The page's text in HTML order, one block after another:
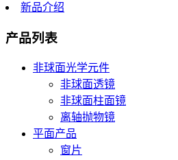
新品介绍
产品列表
非球面光学元件
非球面透镜
非球面柱面镜
离轴抛物镜
平面产品
窗片